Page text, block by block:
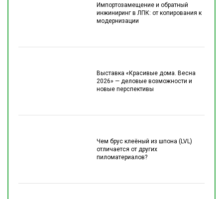
Импортозамещение и обратный
инжиниринг в ЛПК: от копирования к
модернизации
Выставка «Красивые дома. Весна
2026» — деловые возможности и
новые перспективы
Чем брус клеёный из шпона (LVL)
отличается от других
пиломатериалов?